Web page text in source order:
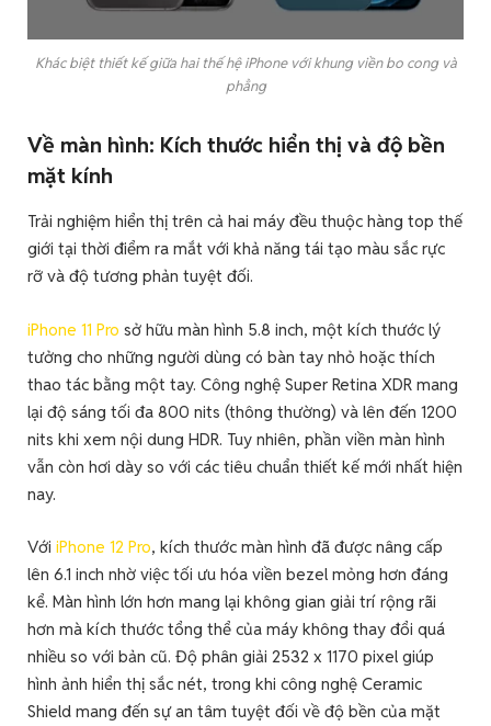
Khác biệt thiết kế giữa hai thế hệ iPhone với khung viền bo cong và
phẳng
Về màn hình: Kích thước hiển thị và độ bền
mặt kính
Trải nghiệm hiển thị trên cả hai máy đều thuộc hàng top thế
giới tại thời điểm ra mắt với khả năng tái tạo màu sắc rực
rỡ và độ tương phản tuyệt đối.
iPhone 11 Pro sở hữu màn hình 5.8 inch, một kích thước lý
tưởng cho những người dùng có bàn tay nhỏ hoặc thích
thao tác bằng một tay. Công nghệ Super Retina XDR mang
lại độ sáng tối đa 800 nits (thông thường) và lên đến 1200
nits khi xem nội dung HDR. Tuy nhiên, phần viền màn hình
vẫn còn hơi dày so với các tiêu chuẩn thiết kế mới nhất hiện
nay.
Với iPhone 12 Pro, kích thước màn hình đã được nâng cấp
lên 6.1 inch nhờ việc tối ưu hóa viền bezel mỏng hơn đáng
kể. Màn hình lớn hơn mang lại không gian giải trí rộng rãi
hơn mà kích thước tổng thể của máy không thay đổi quá
nhiều so với bản cũ. Độ phân giải 2532 x 1170 pixel giúp
hình ảnh hiển thị sắc nét, trong khi công nghệ Ceramic
Shield mang đến sự an tâm tuyệt đối về độ bền của mặt